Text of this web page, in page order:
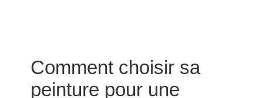
Comment choisir sa
peinture pour une